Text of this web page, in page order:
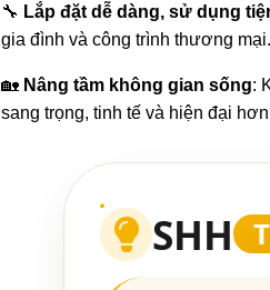
🔧 Lắp đặt dễ dàng, sử dụng
gia đình và công trình thương mại.
🏡 Nâng tầm không gian sống:
sang trọng, tinh tế và hiện đại
SHH